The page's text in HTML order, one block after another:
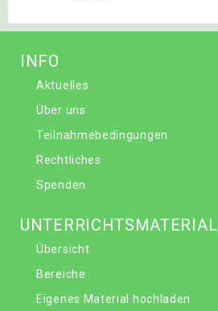
INFO
Aktuelles
Über uns
Teilnahmebedingungen
Rechtliches
Spenden
UNTERRICHTSMATERIAL
Übersicht
Bereiche
Eigenes Material hochladen